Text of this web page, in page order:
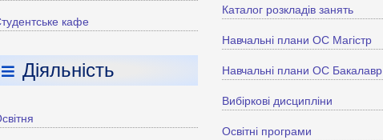
кафе
Діяльність
Каталог розкладів занять
Навчальні плани ОС Магістр
Навчальні плани ОС Бакалавр
Вибіркові дисципліни
Освітні програми